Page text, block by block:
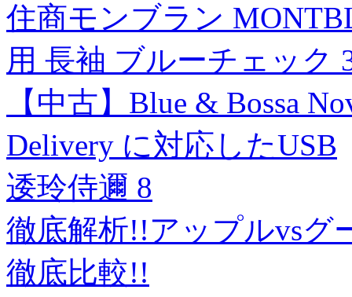
住商モンブラン
用 長袖 ブルーチェック
【中古】Blue & Bossa
Delivery に対応したUSB
逶玲侍邇 8
徹底解析!!アップルvsグ
徹底比較!!